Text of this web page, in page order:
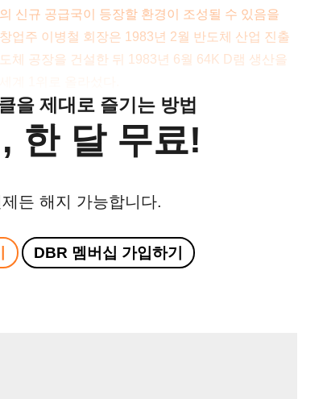
신규 공급국이 등장할 환경이 조성될 수 있음을
업주 이병철 회장은 1983년 2월 반도체 산업 진출
체 공장을 건설한 뒤 1983년 6월 64K D램 생산을
을 제대로 즐기는 방법
한 달 무료!
든 해지 가능합니다.
DBR 멤버십 가입하기